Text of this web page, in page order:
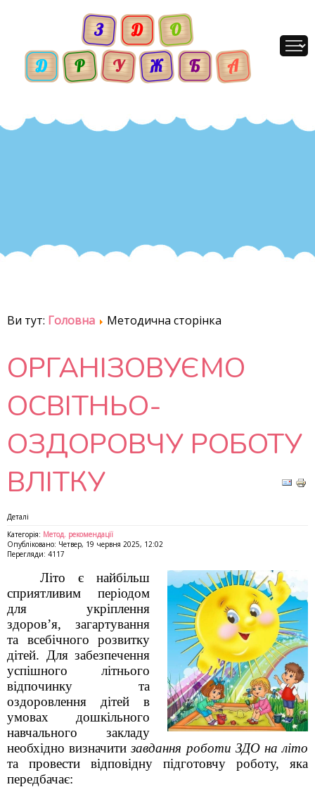
Ви тут: Головна Методична сторінка
ОРГАНІЗОВУЄМО
ОСВІТНЬО-
ОЗДОРОВЧУ РОБОТУ
ВЛІТКУ
Деталі
Категорія: Метод. рекомендації
Опубліковано: Четвер, 19 червня 2025, 12:02
Перегляди: 4117
Літо є найбільш
сприятливим періодом
для укріплення
здоров’я, загартування
та всебічного розвитку
дітей. Для забезпечення
успішного літнього
відпочинку та
оздоровлення дітей в
умовах дошкільного
навчального закладу
необхідно визначитизавдання роботи ЗДО на літо
та провести відповідну підготовчу роботу, яка
передбачає: